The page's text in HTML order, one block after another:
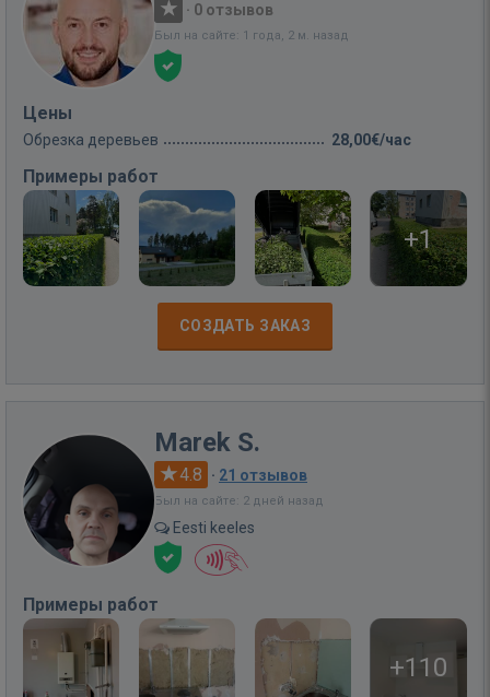
· 0 отзывов
Был на сайте: 1 года, 2 м. назад
Цены
Обрезка деревьев 28,00€/час
Примеры работ
+1
СОЗДАТЬ ЗАКАЗ
Marek S.
4.8 · 21 отзывов
Был на сайте: 2 дней назад
Eesti keeles
Примеры работ
+110